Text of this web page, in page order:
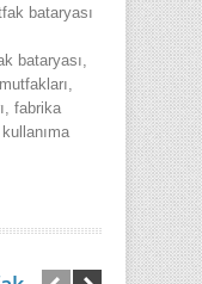
bataryası
bataryası,
fabrika